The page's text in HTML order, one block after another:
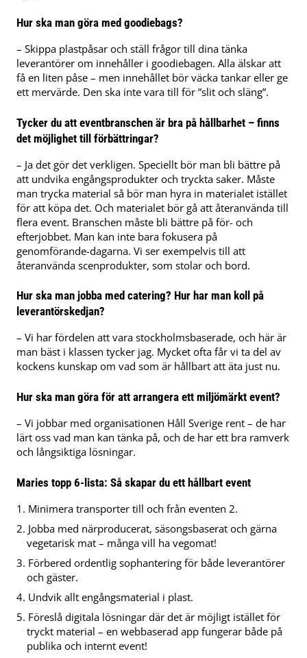
Hur ska man göra med goodiebags?
– Skippa plastpåsar och ställ frågor till dina tänka
leverantörer om innehåller i goodiebagen. Alla älskar att
få en liten påse – men innehållet bör väcka tankar eller ge
ett mervärde. Den ska inte vara till för ”slit och släng”.
Tycker du att eventbranschen är bra på hållbarhet – finns
det möjlighet till förbättringar?
– Ja det gör det verkligen. Speciellt bör man bli bättre på
att undvika engångsprodukter och tryckta saker. Måste
man trycka material så bör man hyra in materialet istället
för att köpa det. Och materialet bör gå att återanvända till
flera event. Branschen måste bli bättre på för- och
efterjobbet. Man kan inte bara fokusera på
genomförande-dagarna. Vi ser exempelvis till att
återanvända scenprodukter, som stolar och bord.
Hur ska man jobba med catering? Hur har man koll på
leverantörskedjan?
– Vi har fördelen att vara stockholmsbaserade, och här är
man bäst i klassen tycker jag. Mycket ofta får vi ta del av
kockens kunskap om vad som är hållbart att äta just nu.
Hur ska man göra för att arrangera ett miljömärkt event?
– Vi jobbar med organisationen Håll Sverige rent – de har
lärt oss vad man kan tänka på, och de har ett bra ramverk
och långsiktiga lösningar.
Maries topp 6-lista: Så skapar du ett hållbart event
Minimera transporter till och från eventen 2.
Jobba med närproducerat, säsongsbaserat och gärna
vegetarisk mat – många vill ha vegomat!
Förbered ordentlig sophantering för både leverantörer
och gäster.
Undvik allt engångsmaterial i plast.
Föreslå digitala lösningar där det är möjligt istället för
tryckt material – en webbaserad app fungerar både på
publika och internt event!